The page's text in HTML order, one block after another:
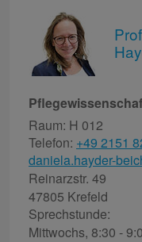
Raum: H 012
Telefon: +49 2151
daniela.hayder-
Reinarzstr. 49
47805 Krefeld
Sprechstunde:
Mittwochs, 8:30 -